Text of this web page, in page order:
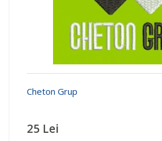
Cheton Grup
25 Lei